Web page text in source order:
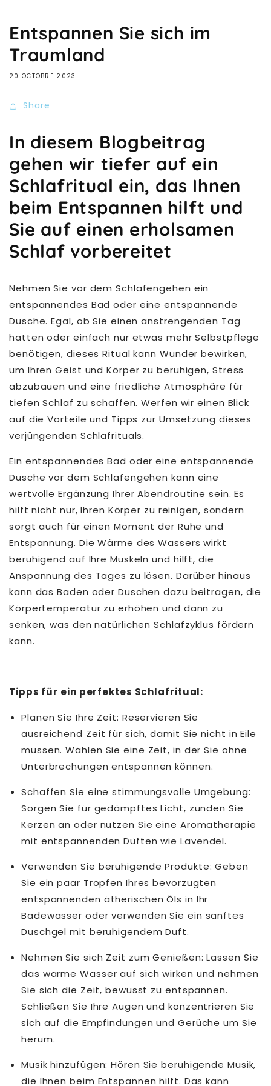
Entspannen Sie sich im
Traumland
20 OCTOBRE 2023
Share
In diesem Blogbeitrag
gehen wir tiefer auf ein
Schlafritual ein, das Ihnen
beim Entspannen hilft und
Sie auf einen erholsamen
Schlaf vorbereitet
Nehmen Sie vor dem Schlafengehen ein
entspannendes Bad oder eine entspannende
Dusche. Egal, ob Sie einen anstrengenden Tag
hatten oder einfach nur etwas mehr Selbstpflege
benötigen, dieses Ritual kann Wunder bewirken,
um Ihren Geist und Körper zu beruhigen, Stress
abzubauen und eine friedliche Atmosphäre für
tiefen Schlaf zu schaffen. Werfen wir einen Blick
auf die Vorteile und Tipps zur Umsetzung dieses
verjüngenden Schlafrituals.
Ein entspannendes Bad oder eine entspannende
Dusche vor dem Schlafengehen kann eine
wertvolle Ergänzung Ihrer Abendroutine sein. Es
hilft nicht nur, Ihren Körper zu reinigen, sondern
sorgt auch für einen Moment der Ruhe und
Entspannung. Die Wärme des Wassers wirkt
beruhigend auf Ihre Muskeln und hilft, die
Anspannung des Tages zu lösen. Darüber hinaus
kann das Baden oder Duschen dazu beitragen, die
Körpertemperatur zu erhöhen und dann zu
senken, was den natürlichen Schlafzyklus fördern
kann.
Tipps für ein perfektes Schlafritual:
Planen Sie Ihre Zeit: Reservieren Sie
ausreichend Zeit für sich, damit Sie nicht in Eile
müssen. Wählen Sie eine Zeit, in der Sie ohne
Unterbrechungen entspannen können.
Schaffen Sie eine stimmungsvolle Umgebung:
Sorgen Sie für gedämpftes Licht, zünden Sie
Kerzen an oder nutzen Sie eine Aromatherapie
mit entspannenden Düften wie Lavendel.
Verwenden Sie beruhigende Produkte: Geben
Sie ein paar Tropfen Ihres bevorzugten
entspannenden ätherischen Öls in Ihr
Badewasser oder verwenden Sie ein sanftes
Duschgel mit beruhigendem Duft.
Nehmen Sie sich Zeit zum Genießen: Lassen Sie
das warme Wasser auf sich wirken und nehmen
Sie sich die Zeit, bewusst zu entspannen.
Schließen Sie Ihre Augen und konzentrieren Sie
sich auf die Empfindungen und Gerüche um Sie
herum.
Musik hinzufügen: Hören Sie beruhigende Musik,
die Ihnen beim Entspannen hilft. Das kann